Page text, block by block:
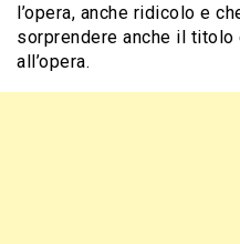
l’opera, anche ridicolo e
sorprendere anche il
all’opera.